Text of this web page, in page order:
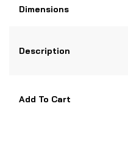
Dimensions
Description
Add To Cart